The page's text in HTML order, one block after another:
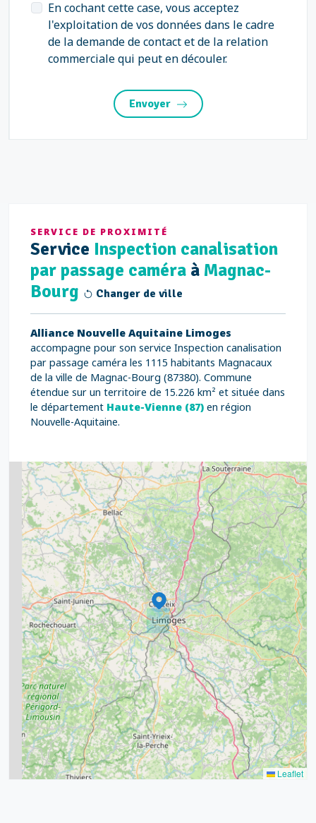
En cochant cette case, vous acceptez
l'exploitation de vos données dans le cadre
de la demande de contact et de la relation
commerciale qui peut en découler.
Envoyer
SERVICE DE PROXIMITÉ
Service Inspection canalisation
par passage caméra à Magnac-
Bourg
Changer de ville
Alliance Nouvelle Aquitaine Limoges
accompagne pour son service Inspection canalisation
par passage caméra les 1115 habitants Magnacaux
de la ville de Magnac-Bourg (87380). Commune
étendue sur un territoire de 15.226 km² et située dans
le département Haute-Vienne (87) en région
Nouvelle-Aquitaine.
2
9
2
3
11
5
8
7
7
6
20
2
9
8
5
11
15
7
Leaflet